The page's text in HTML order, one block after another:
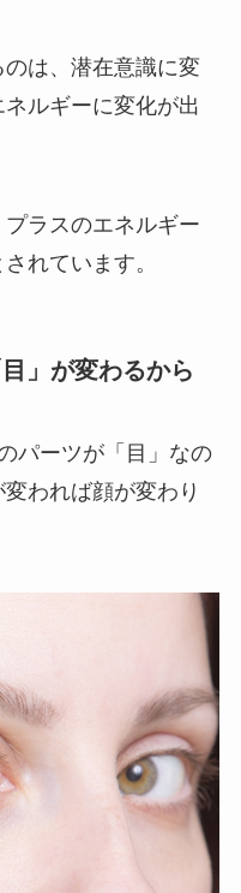
は、潜在意識に変
ルギーに変化が出
ラスのエネルギー
れています。
」が変わるから
パーツが「目」なの
われば顔が変わり